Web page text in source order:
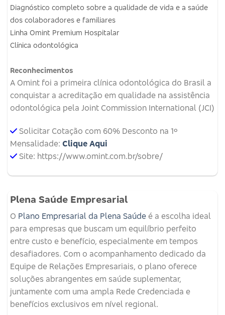
Diagnóstico completo sobre a qualidade de vida e a saúde
dos colaboradores e familiares
Linha Omint Premium Hospitalar
Clínica odontológica
Reconhecimentos
A Omint foi a primeira clínica odontológica do Brasil a
conquistar a acreditação em qualidade na assistência
odontológica pela Joint Commission International (JCI)
Solicitar Cotação com 60% Desconto na 1º
Mensalidade: Clique Aqui
Site: https://www.omint.com.br/sobre/
Plena Saúde Empresarial
O Plano Empresarial da Plena Saúde é a escolha ideal
para empresas que buscam um equilíbrio perfeito
entre custo e benefício, especialmente em tempos
desafiadores. Com o acompanhamento dedicado da
Equipe de Relações Empresariais, o plano oferece
soluções abrangentes em saúde suplementar,
juntamente com uma ampla Rede Credenciada e
benefícios exclusivos em nível regional.